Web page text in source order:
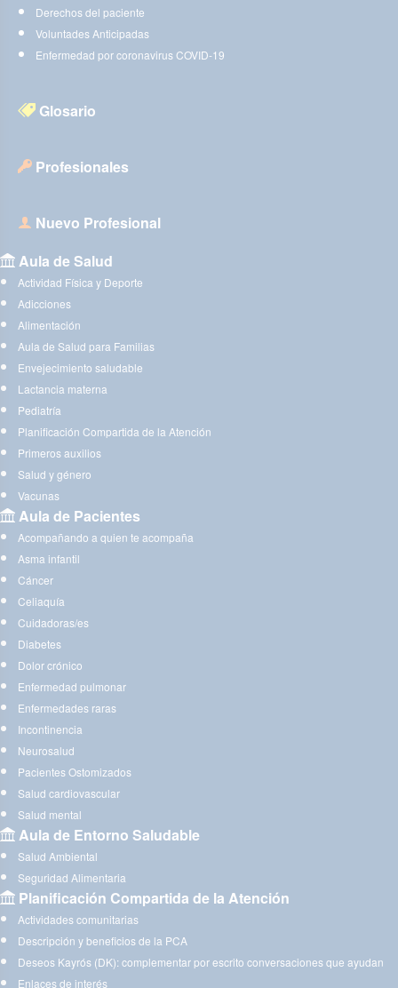
Derechos del paciente
Voluntades Anticipadas
Enfermedad por coronavirus COVID-19
Glosario
Profesionales
Nuevo Profesional
Aula de Salud
Actividad Física y Deporte
Adicciones
Alimentación
Aula de Salud para Familias
Envejecimiento saludable
Lactancia materna
Pediatría
Planificación Compartida de la Atención
Primeros auxilios
Salud y género
Vacunas
Aula de Pacientes
Acompañando a quien te acompaña
Asma infantil
Cáncer
Celiaquía
Cuidadoras/es
Diabetes
Dolor crónico
Enfermedad pulmonar
Enfermedades raras
Incontinencia
Neurosalud
Pacientes Ostomizados
Salud cardiovascular
Salud mental
Aula de Entorno Saludable
Salud Ambiental
Seguridad Alimentaria
Planificación Compartida de la Atención
Actividades comunitarias
Descripción y beneficios de la PCA
Deseos Kayrós (DK): complementar por escrito conversaciones que ayudan
Enlaces de interés